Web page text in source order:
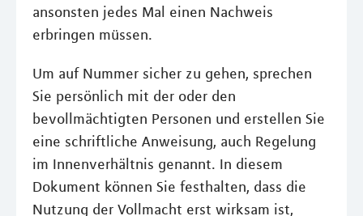
ansonsten jedes Mal einen Nachweis
erbringen müssen.
Um auf Nummer sicher zu gehen, sprechen
Sie persönlich mit der oder den
bevollmächtigten Personen und erstellen Sie
eine schriftliche Anweisung, auch Regelung
im Innenverhältnis genannt. In diesem
Dokument können Sie festhalten, dass die
Nutzung der Vollmacht erst wirksam ist,